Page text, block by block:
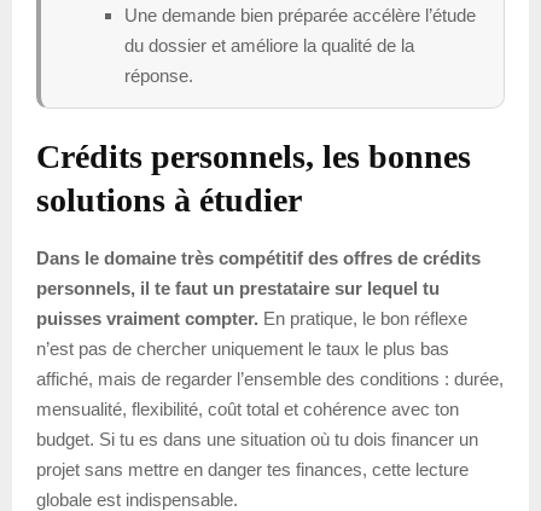
Une demande bien préparée accélère l’étude
du dossier et améliore la qualité de la
réponse.
Crédits personnels, les bonnes
solutions à étudier
Dans le domaine très compétitif des offres de crédits
personnels, il te faut un prestataire sur lequel tu
puisses vraiment compter. En pratique, le bon réflexe
n’est pas de chercher uniquement le taux le plus bas
affiché, mais de regarder l’ensemble des conditions : durée,
mensualité, flexibilité, coût total et cohérence avec ton
budget. Si tu es dans une situation où tu dois financer un
projet sans mettre en danger tes finances, cette lecture
globale est indispensable.